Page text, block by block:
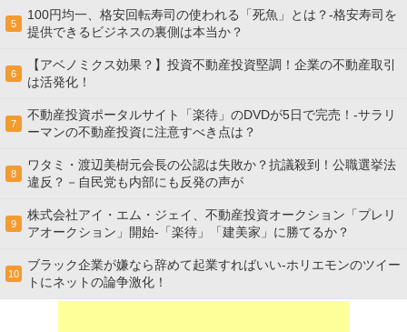
5
100円均一、格安回転寿司の使われる「死魚」とは？-格安寿司を
提供できるビジネスの裏側は本当か？
6
【アベノミクス効果？】投資不動産投資堅調！企業の不動産取引
は活発化！
7
不動産投資ポータルサイト「楽待」のDVDが5日で完売！-サラリ
ーマンの不動産投資に注意すべき点は？
8
ワタミ・渡辺美樹元会長の公認は失敗か？抗議殺到！公職選挙法
違反？－自民党も内部にも反発の声が
9
株式会社アイ・エム・ジェイ、不動産投資オークション「プレリ
アオークション」開始-「楽待」「建美家」に勝てるか？
10
ブラック企業が嫌なら辞めて起業すればいい-ホリエモンのツイー
トにネットの論争激化！